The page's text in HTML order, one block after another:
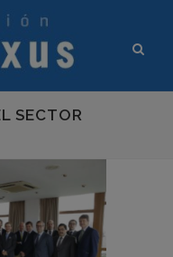
SECTOR